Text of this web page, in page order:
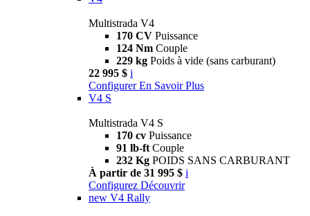
Multistrada V4
170 CV Puissance
124 Nm Couple
229 kg Poids à vide (sans carburant)
22 995 $ i
Configurer En Savoir Plus
V4 S
Multistrada V4 S
170 cv Puissance
91 lb-ft Couple
232 Kg POIDS SANS CARBURANT
À partir de 31 995 $ i
Configurez Découvrir
new V4 Rally